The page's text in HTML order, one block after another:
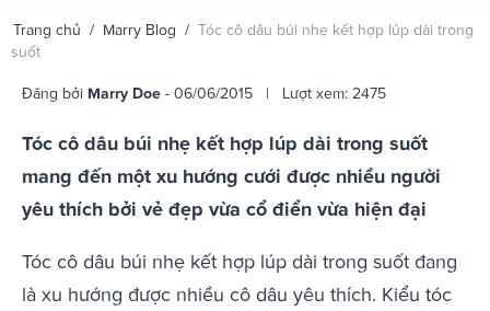
Trang chủ / Marry Blog / Tóc cô dâu búi nhẹ kết hợp lúp dài trong
suốt
Đăng bởi Marry Doe - 06/06/2015 | Lượt xem: 2475
Tóc cô dâu búi nhẹ kết hợp lúp dài trong suốt
mang đến một xu hướng cưới được nhiều người
yêu thích bởi vẻ đẹp vừa cổ điển vừa hiện đại
Tóc cô dâu búi nhẹ kết hợp lúp dài trong suốt đang
là xu hướng được nhiều cô dâu yêu thích. Kiểu tóc